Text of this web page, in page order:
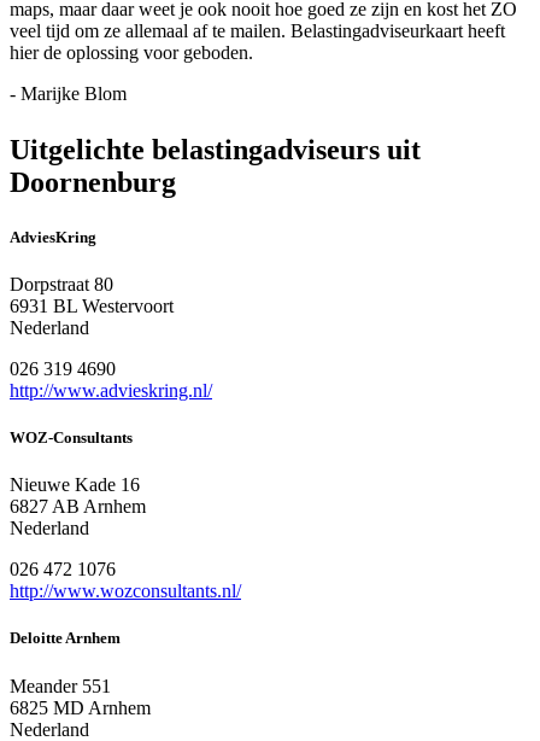
maps, maar daar weet je ook nooit hoe goed ze zijn en kost het ZO
veel tijd om ze allemaal af te mailen. Belastingadviseurkaart heeft
hier de oplossing voor geboden.
- Marijke Blom
Uitgelichte belastingadviseurs uit
Doornenburg
AdviesKring
Dorpstraat 80
6931 BL Westervoort
Nederland
026 319 4690
http://www.advieskring.nl/
WOZ-Consultants
Nieuwe Kade 16
6827 AB Arnhem
Nederland
026 472 1076
http://www.wozconsultants.nl/
Deloitte Arnhem
Meander 551
6825 MD Arnhem
Nederland